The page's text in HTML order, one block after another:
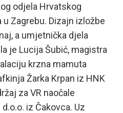
odjela Hrvatskog
Zagrebu. Dizajn izložbe
a umjetnička djela
je Lucija Šubić, magistra
krzna mamuta
Žarka Krpan iz HNK
za VR naočale
iz Čakovca. Uz